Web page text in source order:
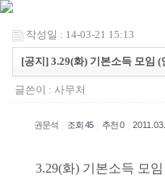
작성일 : 14-03-21 15:13
[공지] 3.29(화) 기본소득 모임
글쓴이 : 사무처
권문석 조회 45 추천 0
3.29(화) 기본소득 모